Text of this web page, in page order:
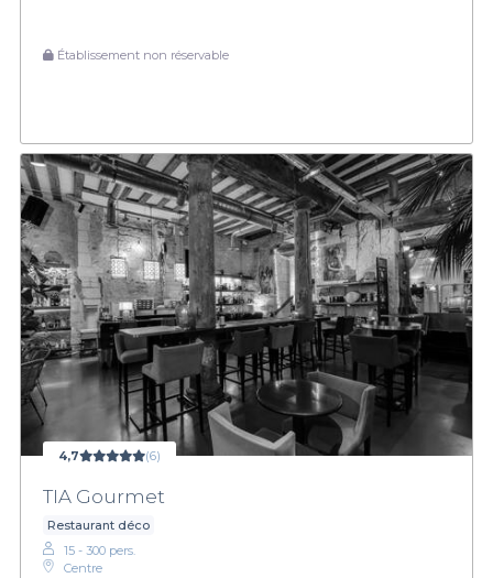
Établissement non réservable
4,7 (6)
TIA Gourmet
Restaurant déco
15 - 300 pers.
Centre